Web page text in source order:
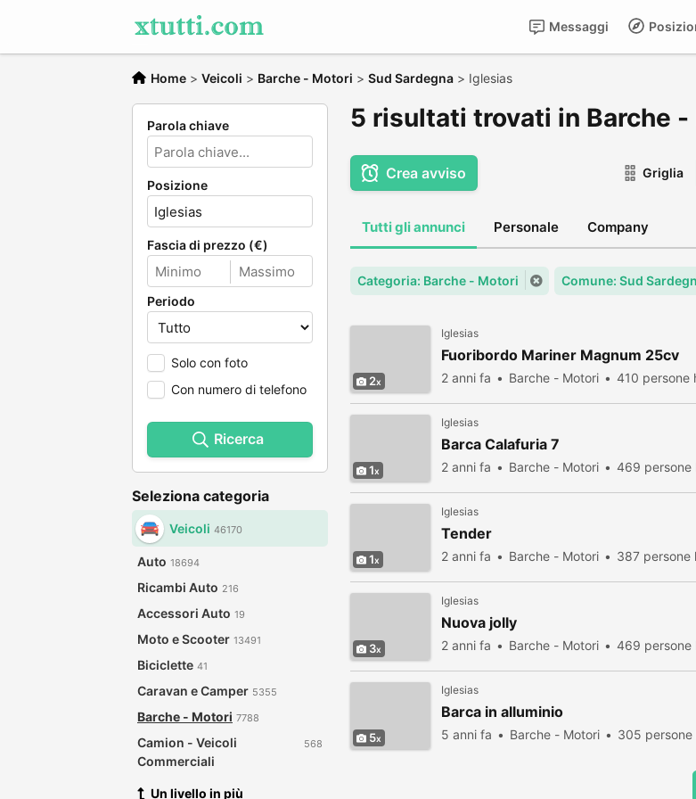
Messaggi
Home > Veicoli > Barche - Motori > Sud Sardegna > Iglesias
Parola chiave
Posizione
Fascia di prezzo (€)
Periodo
Solo con foto
Con numero di telefono
Ricerca
Seleziona categoria
Veicoli 46170
Auto 18694
Ricambi Auto 216
Accessori Auto 19
Moto e Scooter 13491
Biciclette 41
Caravan e Camper 5355
Barche - Motori 7788
Camion - Veicoli
Commerciali
568
Un livello in più
5 risultati trovati in Barche
Crea avviso Griglia
Tutti gli annunci Personale Company
Categoria: Barche - Motori Comune: Sud
2
Iglesias
Fuoribordo Mariner Magnum 25cv
2 anni fa Barche - Motori 410 persone
1
Iglesias
Barca Calafuria 7
2 anni fa Barche - Motori 469 persone
1
Iglesias
Tender
2 anni fa Barche - Motori 387 persone
3
Iglesias
Nuova jolly
2 anni fa Barche - Motori 469 persone
5
Iglesias
Barca in alluminio
5 anni fa Barche - Motori 305 persone